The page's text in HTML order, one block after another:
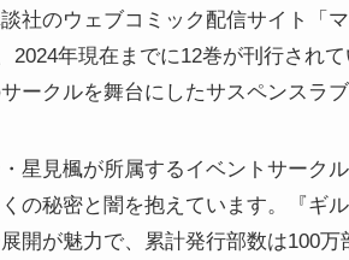
社のウェブコミック配信サイト「
2024年現在までに12巻が刊行され
ークルを舞台にしたサスペンスラブ
星見楓が所属するイベントサーク
の秘密と闇を抱えています。『ギ
開が魅力で、累計発行部数は100